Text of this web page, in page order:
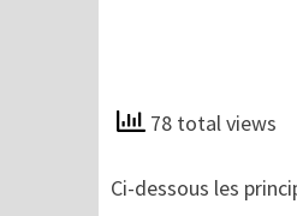
78 total views
Ci-dessous les